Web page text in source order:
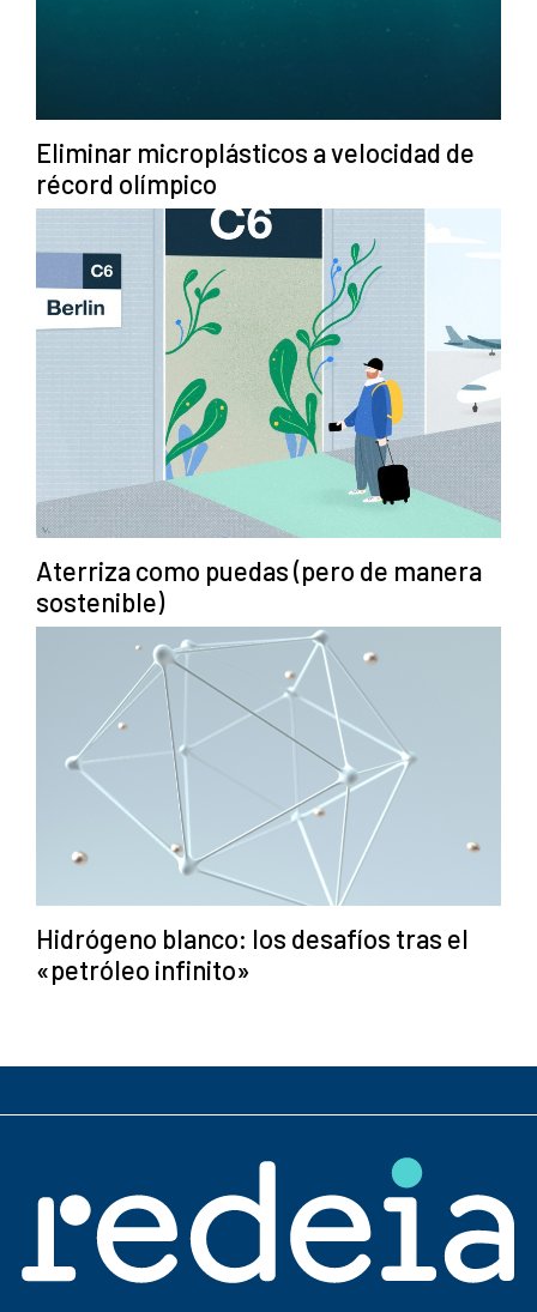
Eliminar microplásticos a velocidad de
récord olímpico
Aterriza como puedas (pero de manera
sostenible)
Hidrógeno blanco: los desafíos tras el
«petróleo infinito»